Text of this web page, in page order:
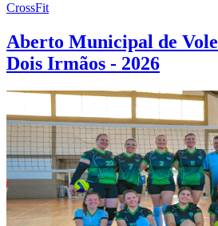
CrossFit
Aberto Municipal de
Dois Irmãos - 2026